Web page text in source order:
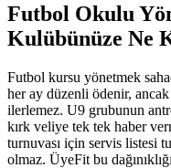
Futbol Okulu
Kulübünüze Ne
Futbol kursu yönetmek
her ay düzenli ödenir,
ilerlemez. U9 grubunun
kırk veliye tek tek haber
turnuvası için servis listesi
olmaz. ÜyeFit bu